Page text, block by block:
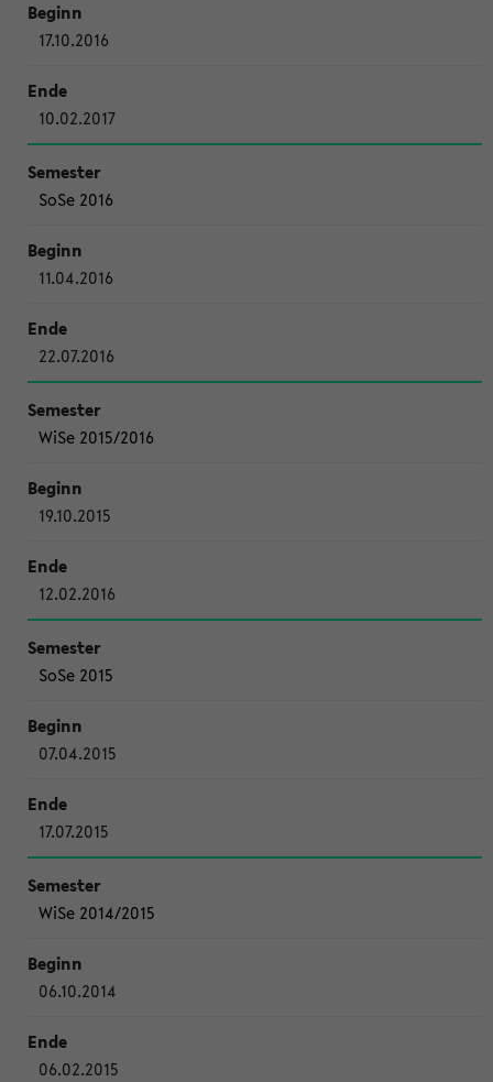
17.10.2016
10.02.2017
SoSe 2016
11.04.2016
22.07.2016
WiSe 2015/2016
19.10.2015
12.02.2016
SoSe 2015
07.04.2015
17.07.2015
WiSe 2014/2015
06.10.2014
06.02.2015